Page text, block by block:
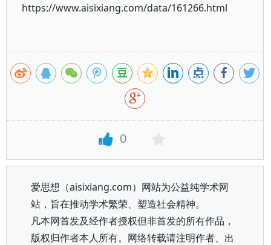
https://www.aisixiang.com/data/161266.html
0
爱思想（aisixiang.com）网站为公益纯学术网
站，旨在推动学术繁荣、塑造社会精神。
凡本网首发及经作者授权但非首发的所有作品，
版权归作者本人所有。网络转载请注明作者、出